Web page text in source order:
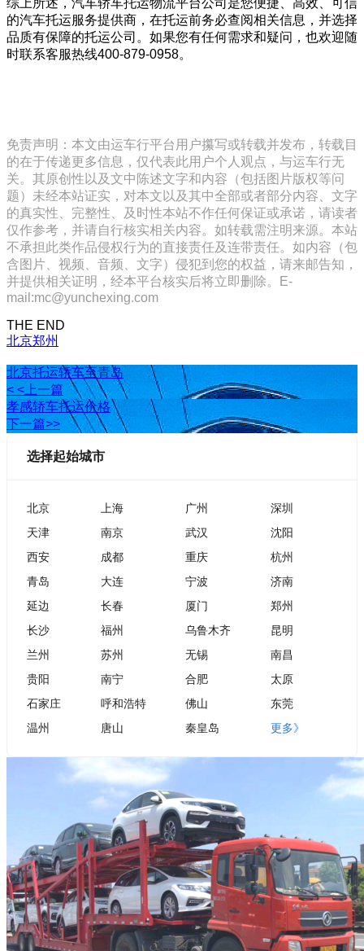
的汽车托运服务提供商，在托运前务必查阅相关信息，并选择
品质有保障的托运公司。如果您有任何需求和疑问，也欢迎随
时联系客服热线400-879-0958。
免责声明：本文由运车行平台用户攥写或转载并发布，转载目
的在于传递更多信息，仅代表此用户个人观点，与运车行无
关。其原创性以及文中陈述文字和内容（包括图片版权等问
题）未经本站证实，对本文以及其中全部或者部分内容、文字
的真实性、完整性、及时性本站不作任何保证或承诺，请读者
仅作参考，并请自行核实相关内容。如转载需注明来源。本站
不承担此类作品侵权行为的直接责任及连带责任。如内容（包
含图片、视频、音频、文字）侵犯到您的权益，请来邮告知，
并提供相关证明，经本平台核实后将立即删除。E-
mail:mc@yunchexing.com
THE END
北京郑州
北京托运轿车至青岛
< <上一篇
孝感轿车托运价格
下一篇>>
选择起始城市
北京 上海 广州
深圳
天津
南京 武汉
沈阳
西安
成都 重庆
杭州
青岛
大连 宁波
济南
延边
长春 厦门
郑州
长沙
福州 乌鲁木齐
昆明
兰州
苏州 无锡
南昌
贵阳
南宁 合肥
太原
石家庄
呼和浩特 佛山
东莞
温州
唐山 秦皇岛 更多》